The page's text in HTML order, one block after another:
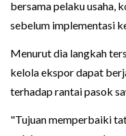
bersama pelaku usaha,
sebelum implementasi
Menurut dia langkah
kelola ekspor dapat
terhadap rantai pasok
"Tujuan memperbaiki